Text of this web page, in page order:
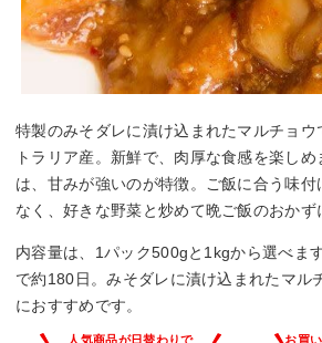
特製のみそダレに漬け込まれたマルチョウ
トラリア産。新鮮で、肉厚な食感を楽し
は、甘みが強いのが特徴。ご飯に合う味
なく、好きな野菜と炒めて晩ご飯のおかず
内容量は、1パック500gと1kgから選べま
で約180日。みそダレに漬け込まれたマル
におすすめです。